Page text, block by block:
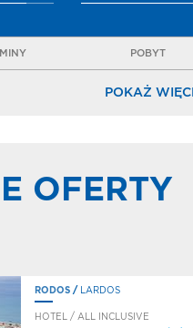
POBYT
POKAŻ
OFERTY
RODOS / LARDOS
HOTEL / ALL INCLUSIVE